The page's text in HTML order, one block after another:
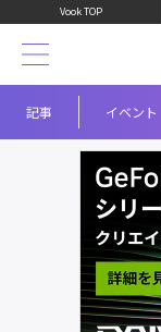
Vook TOP
記事 イベント